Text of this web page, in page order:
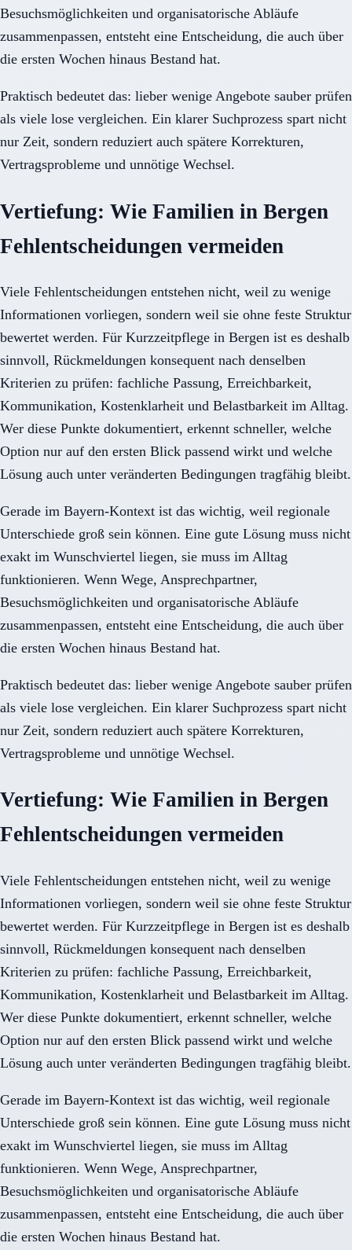
Besuchsmöglichkeiten und organisatorische Abläufe
zusammenpassen, entsteht eine Entscheidung, die auch über
die ersten Wochen hinaus Bestand hat.
Praktisch bedeutet das: lieber wenige Angebote sauber prüfen
als viele lose vergleichen. Ein klarer Suchprozess spart nicht
nur Zeit, sondern reduziert auch spätere Korrekturen,
Vertragsprobleme und unnötige Wechsel.
Vertiefung: Wie Familien in Bergen
Fehlentscheidungen vermeiden
Viele Fehlentscheidungen entstehen nicht, weil zu wenige
Informationen vorliegen, sondern weil sie ohne feste Struktur
bewertet werden. Für Kurzzeitpflege in Bergen ist es deshalb
sinnvoll, Rückmeldungen konsequent nach denselben
Kriterien zu prüfen: fachliche Passung, Erreichbarkeit,
Kommunikation, Kostenklarheit und Belastbarkeit im Alltag.
Wer diese Punkte dokumentiert, erkennt schneller, welche
Option nur auf den ersten Blick passend wirkt und welche
Lösung auch unter veränderten Bedingungen tragfähig bleibt.
Gerade im Bayern-Kontext ist das wichtig, weil regionale
Unterschiede groß sein können. Eine gute Lösung muss nicht
exakt im Wunschviertel liegen, sie muss im Alltag
funktionieren. Wenn Wege, Ansprechpartner,
Besuchsmöglichkeiten und organisatorische Abläufe
zusammenpassen, entsteht eine Entscheidung, die auch über
die ersten Wochen hinaus Bestand hat.
Praktisch bedeutet das: lieber wenige Angebote sauber prüfen
als viele lose vergleichen. Ein klarer Suchprozess spart nicht
nur Zeit, sondern reduziert auch spätere Korrekturen,
Vertragsprobleme und unnötige Wechsel.
Vertiefung: Wie Familien in Bergen
Fehlentscheidungen vermeiden
Viele Fehlentscheidungen entstehen nicht, weil zu wenige
Informationen vorliegen, sondern weil sie ohne feste Struktur
bewertet werden. Für Kurzzeitpflege in Bergen ist es deshalb
sinnvoll, Rückmeldungen konsequent nach denselben
Kriterien zu prüfen: fachliche Passung, Erreichbarkeit,
Kommunikation, Kostenklarheit und Belastbarkeit im Alltag.
Wer diese Punkte dokumentiert, erkennt schneller, welche
Option nur auf den ersten Blick passend wirkt und welche
Lösung auch unter veränderten Bedingungen tragfähig bleibt.
Gerade im Bayern-Kontext ist das wichtig, weil regionale
Unterschiede groß sein können. Eine gute Lösung muss nicht
exakt im Wunschviertel liegen, sie muss im Alltag
funktionieren. Wenn Wege, Ansprechpartner,
Besuchsmöglichkeiten und organisatorische Abläufe
zusammenpassen, entsteht eine Entscheidung, die auch über
die ersten Wochen hinaus Bestand hat.